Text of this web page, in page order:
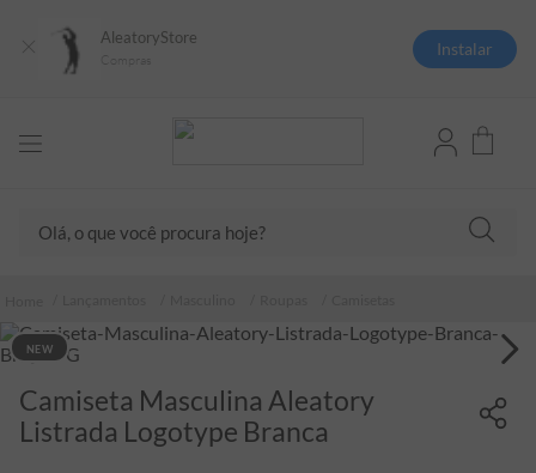
AleatoryStore
Instalar
NEW
Camiseta Masculina Aleatory
Listrada Logotype Branca
3º
boné
4º
camiseta